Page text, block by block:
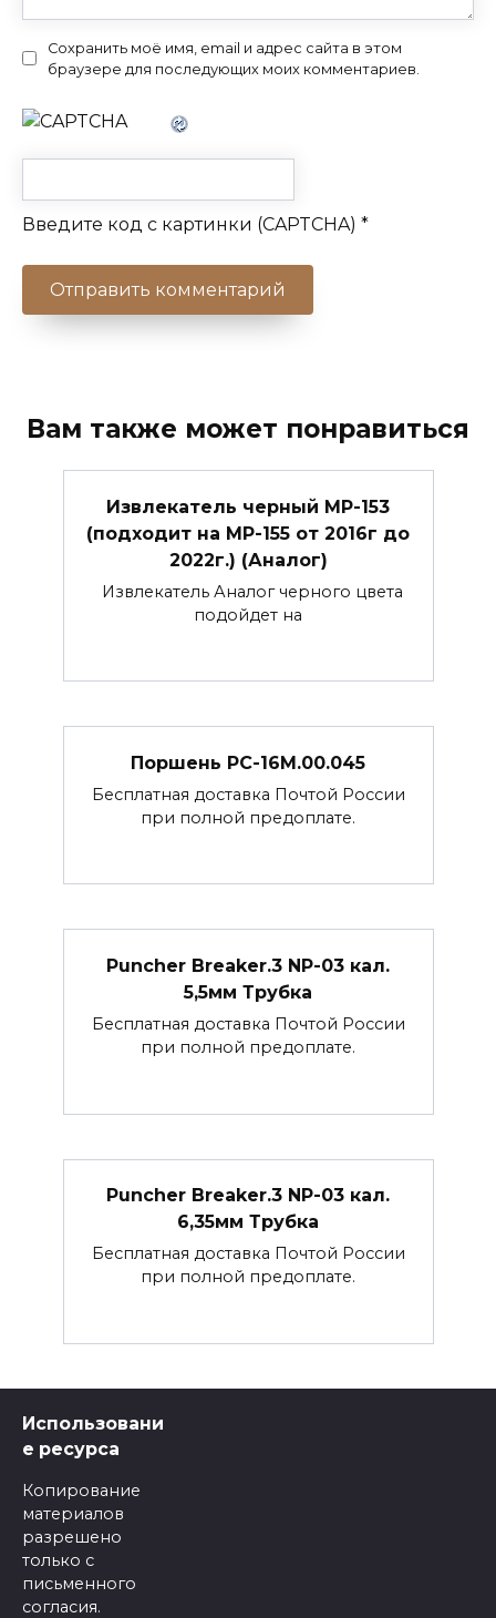
Сохранить моё имя, email и адрес сайта в этом
браузере для последующих моих комментариев.
Введите код с картинки (CAPTCHA) *
Вам также может понравиться
Извлекатель черный МР-153
(подходит на МР-155 от 2016г до
2022г.) (Аналог)
Извлекатель Аналог черного цвета
подойдет на
Поршень РС-16М.00.045
Бесплатная доставка Почтой России
при полной предоплате.
Puncher Breaker.3 NP-03 кал.
5,5мм Трубка
Бесплатная доставка Почтой России
при полной предоплате.
Puncher Breaker.3 NP-03 кал.
6,35мм Трубка
Бесплатная доставка Почтой России
при полной предоплате.
Использовани
е ресурса
Копирование
материалов
разрешено
только с
письменного
согласия.